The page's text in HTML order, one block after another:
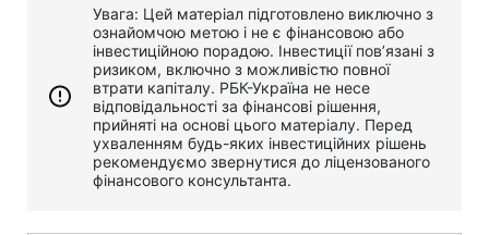
Увага: Цей матеріал підготовлено виключно з
ознайомчою метою і не є фінансовою або
інвестиційною порадою. Інвестиції пов’язані з
ризиком, включно з можливістю повної
втрати капіталу. РБК-Україна не несе
відповідальності за фінансові рішення,
прийняті на основі цього матеріалу. Перед
ухваленням будь-яких інвестиційних рішень
рекомендуємо звернутися до ліцензованого
фінансового консультанта.